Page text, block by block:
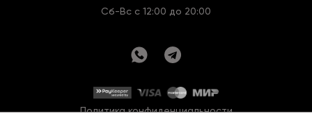
Сб-Вс с 12:00 до 20:00
Политика конфиденциальности